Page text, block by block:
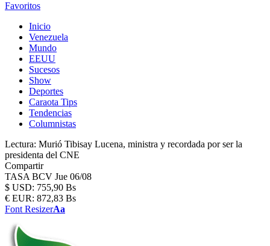
Favoritos
Inicio
Venezuela
Mundo
EEUU
Sucesos
Show
Deportes
Caraota Tips
Tendencias
Columnistas
Lectura: Murió Tibisay Lucena, ministra y recordada por ser la
presidenta del CNE
Compartir
TASA BCV Jue 06/08
$ USD: 755,90 Bs
€ EUR: 872,83 Bs
Font ResizerAa